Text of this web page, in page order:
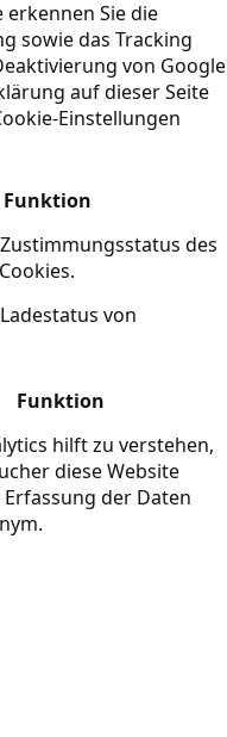
Sie die
sowie das Tracking
von Google
auf dieser Seite
Einstellungen
Funktion
des
von
Funktion
hilft zu verstehen,
diese Website
der Daten